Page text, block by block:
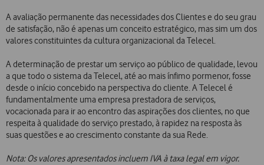
A avaliação permanente das necessidades dos Clientes e do seu grau
de satisfação, não é apenas um conceito estratégico, mas sim um dos
valores constituintes da cultura organizacional da Telecel.
A determinação de prestar um serviço ao público de qualidade, levou
a que todo o sistema da Telecel, até ao mais ínfimo pormenor, fosse
desde o início concebido na perspectiva do cliente. A Telecel é
fundamentalmente uma empresa prestadora de serviços,
vocacionada para ir ao encontro das aspirações dos clientes, no que
respeita à qualidade do serviço prestado, à rapidez na resposta às
suas questões e ao crescimento constante da sua Rede.
Nota: Os valores apresentados incluem IVA à taxa legal em vigor.